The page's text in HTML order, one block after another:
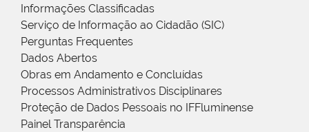
Informações Classificadas
Serviço de Informação ao Cidadão (SIC)
Perguntas Frequentes
Dados Abertos
Obras em Andamento e Concluídas
Processos Administrativos Disciplinares
Proteção de Dados Pessoais no IFFluminense
Painel Transparência